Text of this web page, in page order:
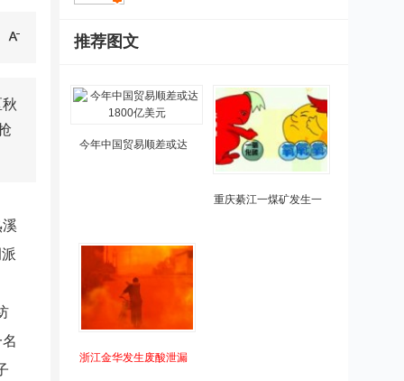
推荐图文
今年中国贸易顺差或达
重庆綦江一煤矿发生一
浙江金华发生废酸泄漏